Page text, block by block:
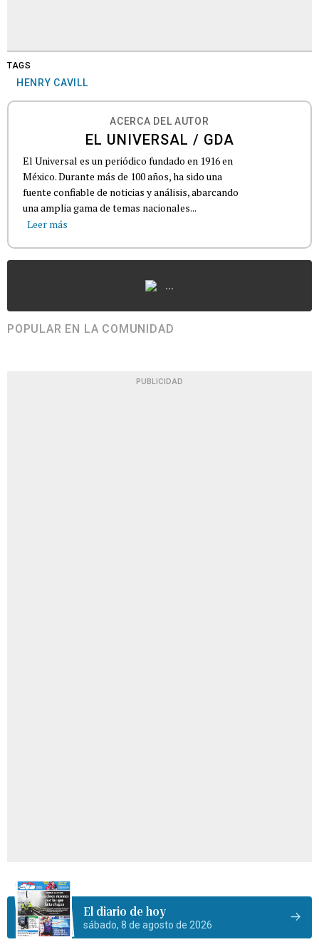
TAGS
HENRY CAVILL
ACERCA DEL AUTOR
EL UNIVERSAL / GDA
El Universal es un periódico fundado en 1916 en
México. Durante más de 100 años, ha sido una
fuente confiable de noticias y análisis, abarcando
una amplia gama de temas nacionales...
Leer más
...
POPULAR EN LA COMUNIDAD
PUBLICIDAD
El diario de hoy
sábado, 8 de agosto de 2026